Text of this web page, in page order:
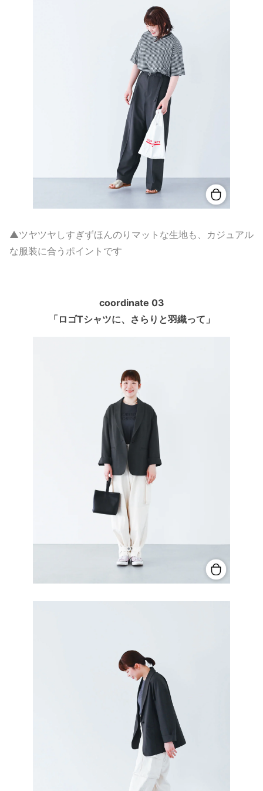
▲ツヤツヤしすぎずほんのりマットな生地も、カジュアル
な服装に合うポイントです
coordinate 03
「ロゴTシャツに、さらりと羽織って」